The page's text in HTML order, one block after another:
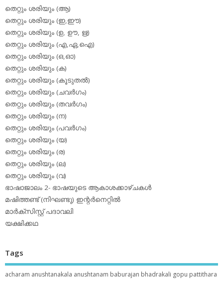
തെറ്റും ശരിയും (ആ)
തെറ്റും ശരിയും (ഇ,ഈ)
തെറ്റും ശരിയും (ഉ, ഊ, ഋ)
തെറ്റും ശരിയും (എ,ഏ,ഐ)
തെറ്റും ശരിയും (ഒ,ഓ)
തെറ്റും ശരിയും (ക)
തെറ്റും ശരിയും (കൂടുതല്‍)
തെറ്റും ശരിയും (ചവര്‍ഗം)
തെറ്റും ശരിയും (തവര്‍ഗം)
തെറ്റും ശരിയും (ന)
തെറ്റും ശരിയും (പവര്‍ഗം)
തെറ്റും ശരിയും (യ)
തെറ്റും ശരിയും (ര)
തെറ്റും ശരിയും (ല)
തെറ്റും ശരിയും (വ)
ഭാഷാജാലം 2- ഭാഷയുടെ ആകാശക്കാഴ്ചകള്‍
മഷിത്തണ്ട് (നിഘണ്ടു) ഇന്റര്‍നെറ്റില്‍
മാര്‍ക്‌സിസ്റ്റ് പദാവലി
യക്ഷിക്കഥ
Tags
acharam anushtanakala anushtanam baburajan bhadrakali gopu pattithara